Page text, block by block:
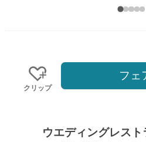
クリップ
フェ
ウエディングレス